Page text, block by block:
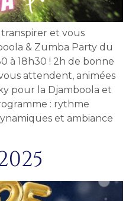
et vous
& Zumba Party du
à 18h30 ! 2h de bonne
attendent, animées
pour la Djamboola et
: rythme
et ambiance